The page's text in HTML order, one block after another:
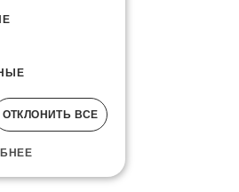
ОТКЛОНИТЬ ВСЕ